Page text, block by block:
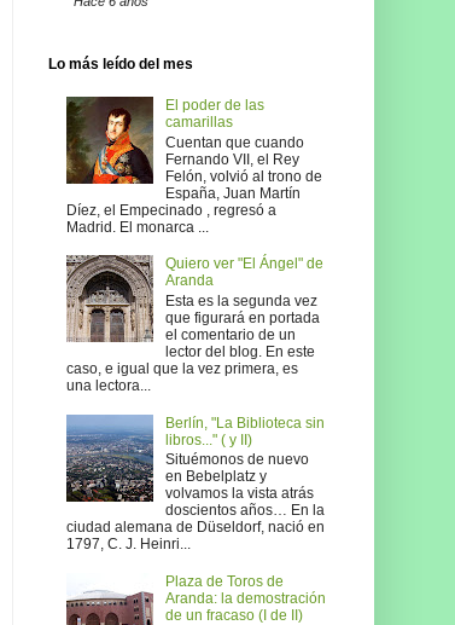
Lo más leído del mes
El poder de las
camarillas
Cuentan que cuando
Fernando VII, el Rey
Felón, volvió al trono de
España, Juan Martín
Díez, el Empecinado , regresó a
Madrid. El monarca ...
Quiero ver "El Ángel" de
Aranda
Esta es la segunda vez
que figurará en portada
el comentario de un
lector del blog. En este
caso, e igual que la vez primera, es
una lectora...
Berlín, "La Biblioteca sin
libros..." ( y II)
Situémonos de nuevo
en Bebelplatz y
volvamos la vista atrás
doscientos años… En la
ciudad alemana de Düseldorf, nació en
1797, C. J. Heinri...
Plaza de Toros de
Aranda: la demostración
de un fracaso (I de II)